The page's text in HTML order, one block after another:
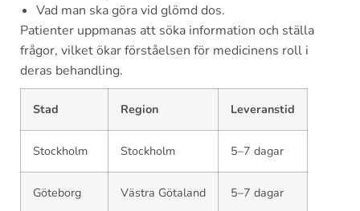
Vad man ska göra vid glömd dos.
Patienter uppmanas att söka information och ställa
frågor, vilket ökar förståelsen för medicinens roll i
deras behandling.
Stad Region Leveranstid
Stockholm Stockholm 5–7 dagar
Göteborg Västra Götaland 5–7 dagar